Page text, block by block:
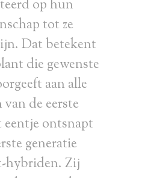
op hun
tot ze
Dat betekent
die gewenste
aan alle
de eerste
eentje ontsnapt
generatie
hybriden. Zij